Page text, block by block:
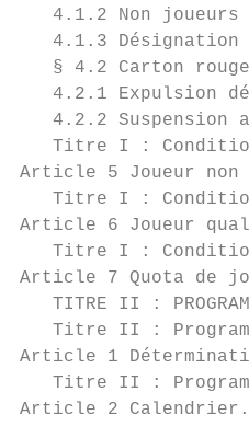
4.1.2 Non joueurs
4.1.3 Désignation
§ 4.2 Carton
4.2.1 Expulsion
4.2.2 Suspension
Titre I :
Article 5
Titre I :
Article 6 Joueur
Titre I :
Article 7 Quota
TITRE II :
Titre II :
Article 1
Titre II :
Article 2